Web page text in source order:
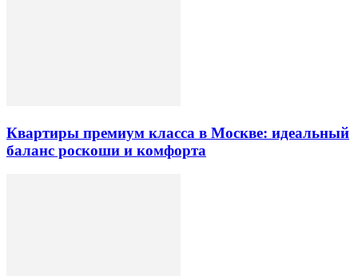
Квартиры премиум класса в Москве: идеальный
баланс роскоши и комфорта